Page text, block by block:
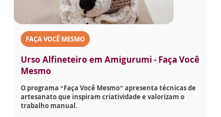
FAÇA VOCÊ MESMO
Urso Alfineteiro em Amigurumi - Faça Você
Mesmo
O programa “Faça Você Mesmo” apresenta técnicas de
artesanato que inspiram criatividade e valorizam o
trabalho manual.